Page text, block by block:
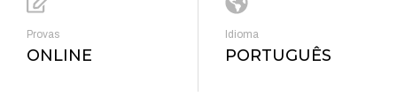
Provas
ONLINE
Idioma
PORTUGUÊS